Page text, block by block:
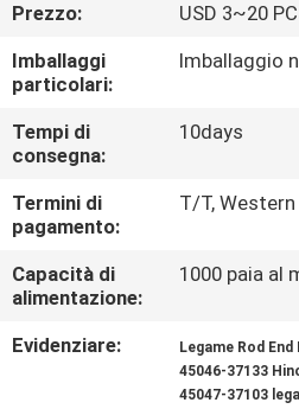
CONTROLLO
DI
QUALITÀ
CONTATTICI
RICHIEDA
Prezzo:
USD 3~20
Imballaggi
particolari:
Imballaggio
Tempi di
consegna:
10days
Termini di
pagamento:
T/T, Western
Capacità di
alimentazione:
1000 paia al
Evidenziare: Legame Rod
45046-37133
45047-37103